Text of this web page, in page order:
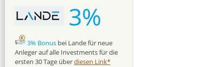
3%
3% Bonus bei Lande für neue
Anleger auf alle Investments für die
ersten 30 Tage überdiesen Link*